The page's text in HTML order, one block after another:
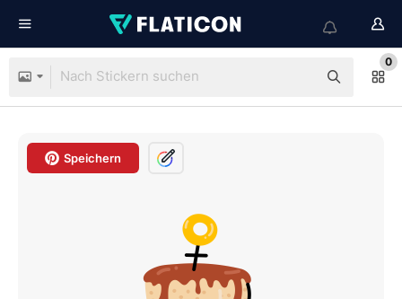
0
Speichern